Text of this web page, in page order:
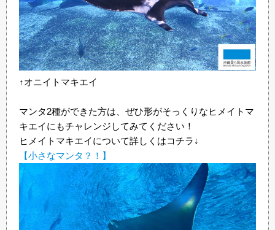
↑オニイトマキエイ
マンタ2種ができた方は、ぜひ形がそっくりなヒメイトマ
キエイにもチャレンジしてみてください！
ヒメイトマキエイについて詳しくはコチラ↓
【小さなマンタ？！】